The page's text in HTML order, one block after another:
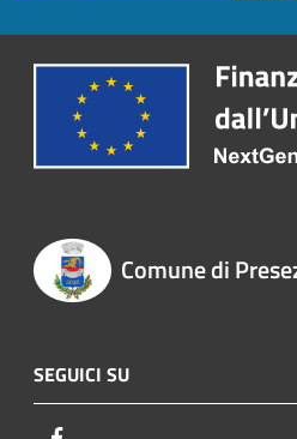
Comune di
SEGUICI SU